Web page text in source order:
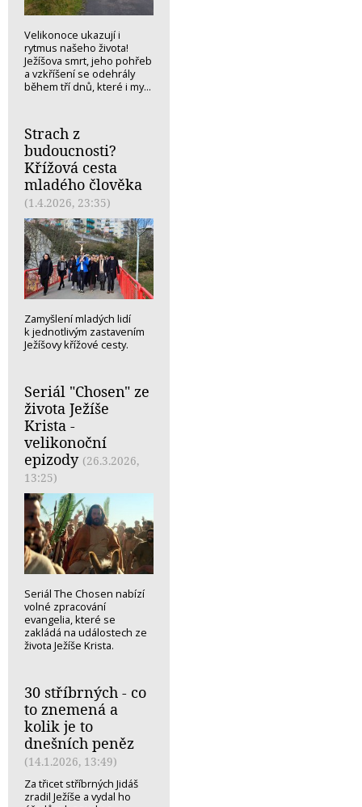
Velikonoce ukazují i
rytmus našeho života!
Ježíšova smrt, jeho pohřeb
a vzkříšení se odehrály
během tří dnů, které i my...
Strach z
budoucnosti?
Křížová cesta
mladého člověka
(1.4.2026, 23:35)
Zamyšlení mladých lidí
k jednotlivým zastavením
Ježíšovy křížové cesty.
Seriál "Chosen" ze
života Ježíše
Krista -
velikonoční
epizody (26.3.2026,
13:25)
Seriál The Chosen nabízí
volné zpracování
evangelia, které se
zakládá na událostech ze
života Ježíše Krista.
30 stříbrných - co
to znemená a
kolik je to
dnešních peněz
(14.1.2026, 13:49)
Za třicet stříbrných Jidáš
zradil Ježíše a vydal ho